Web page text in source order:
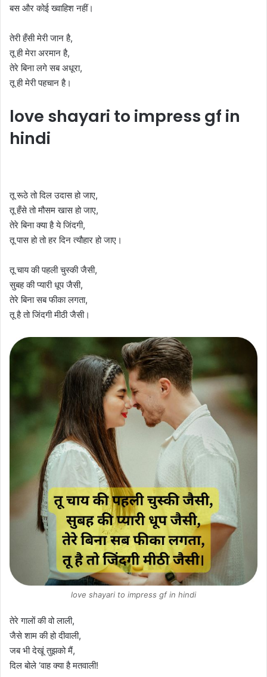
बस और कोई ख्वाहिश नहीं।
तेरी हँसी मेरी जान है,
तू ही मेरा अरमान है,
तेरे बिना लगे सब अधूरा,
तू ही मेरी पहचान है।
love shayari to impress gf in
hindi
तू रूठे तो दिल उदास हो जाए,
तू हँसे तो मौसम खास हो जाए,
तेरे बिना क्या है ये जिंदगी,
तू पास हो तो हर दिन त्यौहार हो जाए।
तू चाय की पहली चुस्की जैसी,
सुबह की प्यारी धूप जैसी,
तेरे बिना सब फीका लगता,
तू है तो जिंदगी मीठी जैसी।
love shayari to impress gf in hindi
तेरे गालों की वो लाली,
जैसे शाम की हो दीवाली,
जब भी देखूं तुझको मैं,
दिल बोले ‘वाह क्या है मतवाली!